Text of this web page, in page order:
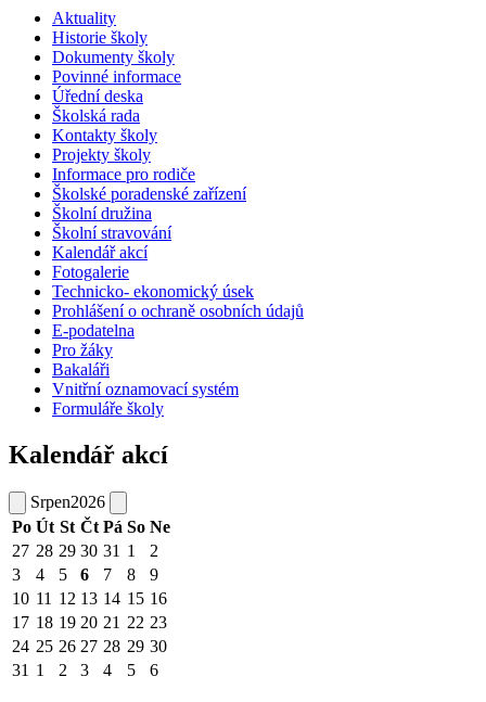
Aktuality
Historie školy
Dokumenty školy
Povinné informace
Úřední deska
Školská rada
Kontakty školy
Projekty školy
Informace pro rodiče
Školské poradenské zařízení
Školní družina
Školní stravování
Kalendář akcí
Fotogalerie
Technicko- ekonomický úsek
Prohlášení o ochraně osobních údajů
E-podatelna
Pro žáky
Bakaláři
Vnitřní oznamovací systém
Formuláře školy
Kalendář akcí
Srpen2026
Po Út St Čt Pá So Ne
27 28 29 30 31 1
2
3
4 5 6 7 8
9
10 11 12 13 14 15 16
17 18 19 20 21 22 23
24 25 26 27 28 29 30
31 1 2 3 4 5 6